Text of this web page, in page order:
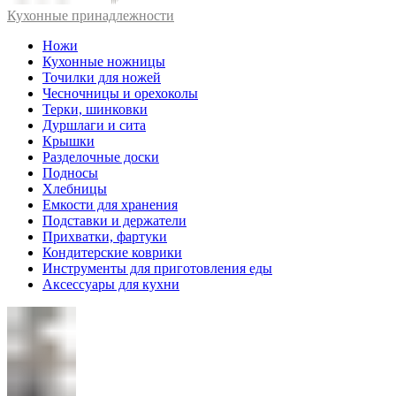
Кухонные принадлежности
Ножи
Кухонные ножницы
Точилки для ножей
Чесночницы и орехоколы
Терки, шинковки
Дуршлаги и сита
Крышки
Разделочные доски
Подносы
Хлебницы
Емкости для хранения
Подставки и держатели
Прихватки, фартуки
Кондитерские коврики
Инструменты для приготовления еды
Аксессуары для кухни